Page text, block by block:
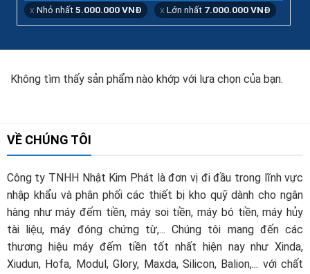
Nhỏ nhất5.000.000VNĐ Lớn nhất 7.000.000VNĐ
Không tìm thấy sản phẩm nào khớp với lựa chọn của bạn.
VỀ CHÚNG TÔI
Công ty TNHH Nhật Kim Phát là đơn vị đi đầu trong lĩnh vực
nhập khẩu và phân phối các thiết bị kho quỹ dành cho ngân
hàng như máy đếm tiền, máy soi tiền, máy bó tiền, máy hủy
tài liệu, máy đóng chứng từ,... Chúng tôi mang đến các
thương hiệu máy đếm tiền tốt nhất hiện nay như Xinda,
Xiudun, Hofa, Modul, Glory, Maxda, Silicon, Balion,... với chất